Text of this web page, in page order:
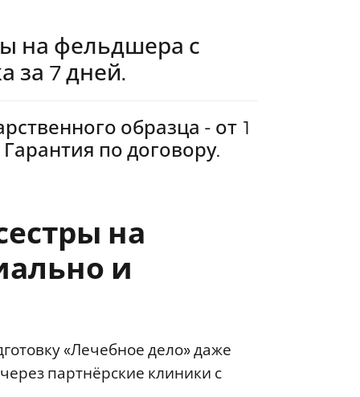
на фельдшера с
за 7 дней.
образца - от 1
по договору.
на
и
«Лечебное дело» даже
партнёрские клиники с